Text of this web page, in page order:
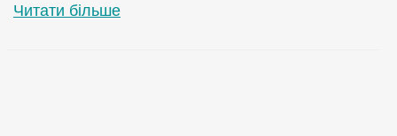
Читати більше